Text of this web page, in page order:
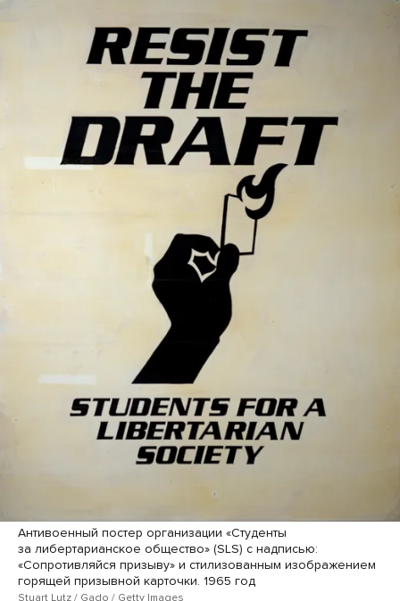
Антивоенный постер организации «Студенты
за либертарианское общество» (SLS) с надписью:
«Сопротивляйся призыву» и стилизованным изображением
горящей призывной карточки. 1965 год
Stuart Lutz / Gado / Getty Images